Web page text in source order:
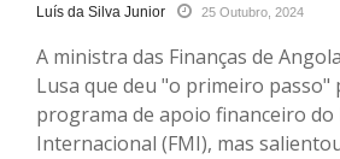
Luís da Silva Junior 25 Outubro, 2024
A ministra das Finanças de
Lusa que deu "o primeiro passo"
programa de apoio financeiro
Internacional (FMI), mas